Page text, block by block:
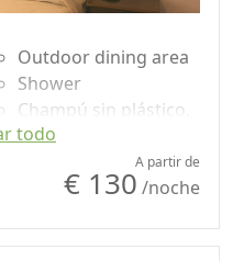
Outdoor dining area
Shower
Champú sin plástico,
no monodosis
Garden view
Own entrance
todo
A partir de
€ 130 /noche